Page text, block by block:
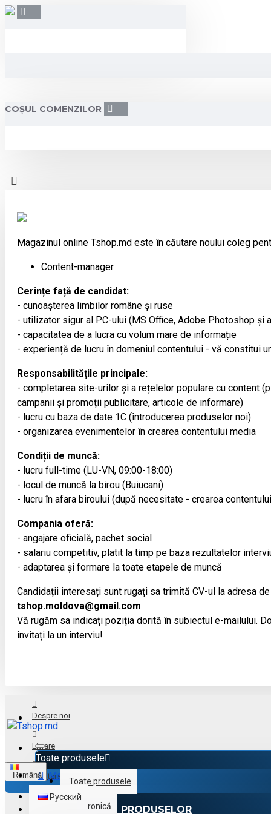
COȘUL COMENZILOR
Magazinul online Tshop.md este în căutare noului coleg
Content-manager
Cerințe față de candidat:
- cunoașterea limbilor române și ruse
- utilizator sigur al PC-ului (MS Office, Adobe Photoshop și
- capacitatea de a lucra cu volum mare de informație
- experiență de lucru în domeniul contentului - vă constitui
Responsabilitățile principale:
- completarea site-urilor și a rețelelor populare cu content
campanii și promoții publicitare, articole de informare)
- lucru cu baza de date 1С (întroducerea produselor noi)
- organizarea evenimentelor în crearea contentului media
Condiții de muncă:
- lucru full-time (LU-VN, 09:00-18:00)
- locul de muncă la birou (Buiucani)
- lucru în afara biroului (după necesitate - crearea
Compania oferă:
- angajare oficială, pachet social
- salariu competitiv, platit la timp pe baza rezultatelor
- adaptarea și formare la toate etapele de muncă
Candidații interesați sunt rugați sa trimită CV-ul la adresa
tshop.moldova@gmail.com
Vă rugăm sa indicați poziția dorită în subiectul e-mailului.
invitați la un interviu!
Despre noi
Livrare
Achitare
Toate produsele
Toate produsele
Electronică
Română
Русский
Menu
CATALOGUL PRODUSELOR